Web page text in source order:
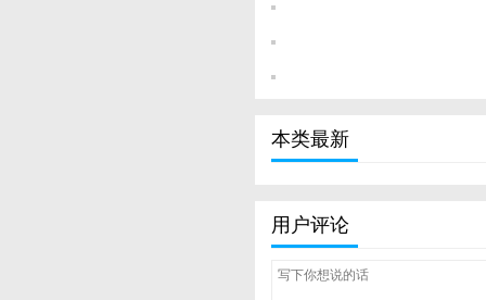
本类最新
用户评论